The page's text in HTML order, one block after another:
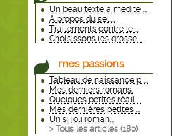
Un beau texte à médite ...
A propos du sel....
Traitements contre le ...
Choisissons les grosse ...
mes passions
Tableau de naissance p ...
Mes derniers romans.
Quelques petites réali ...
Mes dernières petites ...
Un si joli roman...
> Tous les articles (180)